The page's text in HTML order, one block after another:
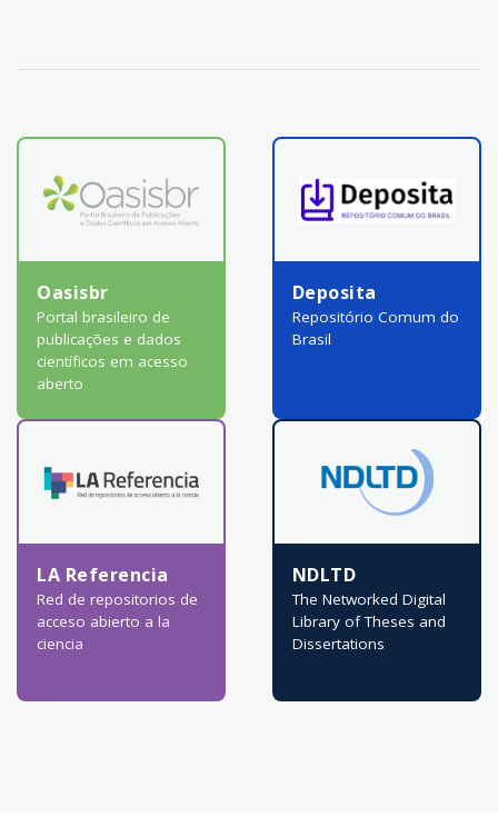
Oasisbr
Portal brasileiro de
publicações e dados
científicos em acesso
aberto
Deposita
Repositório Comum do
Brasil
LA Referencia
Red de repositorios de
acceso abierto a la
ciencia
NDLTD
The Networked Digital
Library of Theses and
Dissertations